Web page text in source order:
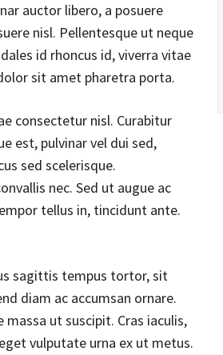
auctor libero, a posuere
nisl. Pellentesque ut neque
id rhoncus id, viverra vitae
sit amet pharetra porta.
consectetur nisl. Curabitur
est, pulvinar vel dui sed,
sed scelerisque.
nec. Sed ut augue ac
tellus in, tincidunt ante.
sagittis tempus tortor, sit
diam ac accumsan ornare.
ut suscipit. Cras iaculis,
vulputate urna ex ut metus.